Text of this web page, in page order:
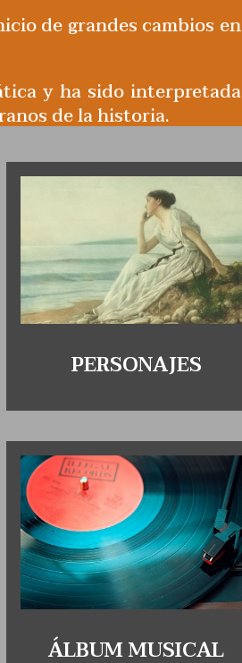
de grandes cambios en
y ha sido interpretada
de la historia.
PERSONAJES
ÁLBUM MUSICAL